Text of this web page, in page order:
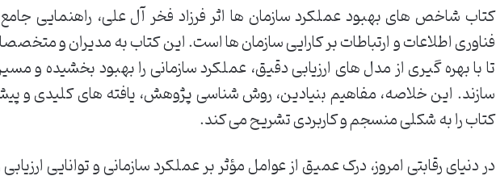
کتاب شاخص های بهبود عملکرد سازمان ها اثر فرزاد فخر آل علی، راهنمایی جامع
فناوری اطلاعات و ارتباطات بر کارایی سازمان ها است. این کتاب به مدیران و
تا با بهره گیری از مدل های ارزیابی دقیق، عملکرد سازمانی را بهبود بخشیده و
سازند. این خلاصه، مفاهیم بنیادین، روش شناسی پژوهش، یافته های کلیدی و
کتاب را به شکلی منسجم و کاربردی تشریح می کند.
در دنیای رقابتی امروز، درک عمیق از عوامل مؤثر بر عملکرد سازمانی و توانایی